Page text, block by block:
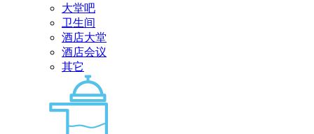
大堂吧
卫生间
酒店大堂
酒店会议
其它